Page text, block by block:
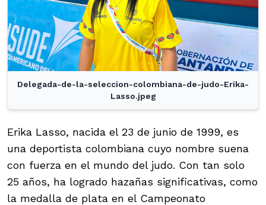
Delegada-de-la-seleccion-colombiana-de-judo-Erika-
Lasso.jpeg
Erika Lasso, nacida el 23 de junio de 1999, es
una deportista colombiana cuyo nombre suena
con fuerza en el mundo del judo. Con tan solo
25 años, ha logrado hazañas significativas, como
la medalla de plata en el Campeonato